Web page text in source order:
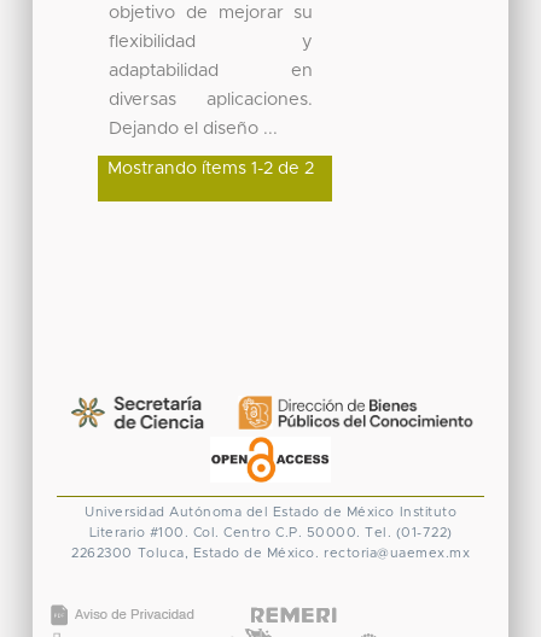
objetivo de mejorar su
flexibilidad y
adaptabilidad en
diversas aplicaciones.
Dejando el diseño ...
Mostrando ítems 1-2 de 2
Universidad Autónoma del Estado de México
Instituto
Literario #100. Col. Centro C.P. 50000. Tel. (01-722)
2262300 Toluca, Estado de México. rectoria@uaemex.mx